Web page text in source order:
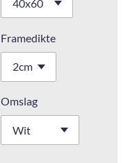
Framedikte
Omslag